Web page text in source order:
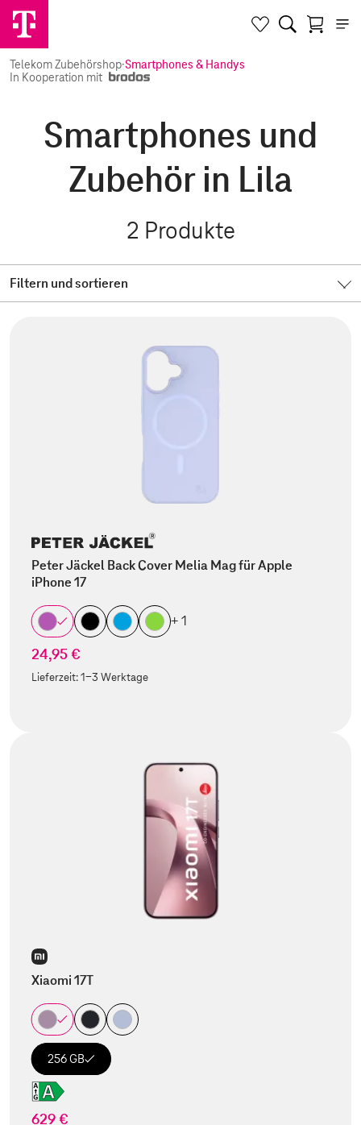
Telekom Zubehörshop·Smartphones & Handys
In Kooperation mit
Smartphones und
Zubehör in Lila
2 Produkte
Filtern und sortieren
Peter Jäckel Back Cover Melia Mag für Apple
iPhone 17
+ 1
24,95 €
Lieferzeit:1-3 Werktage
Xiaomi 17T
256 GB
629 €